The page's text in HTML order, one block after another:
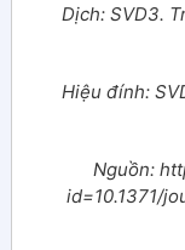
Dịch: SVD3.
Hiệu đính:
Nguồn:
id=10.1371/